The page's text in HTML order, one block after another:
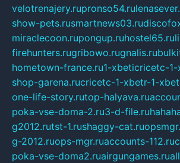
velotrenajery.rupronso54.ru
show-pets.rusmartnews03.ru
miraclecoon.rupongup.ruhostel65.ru
firehunters.rugribowo.rugnalis.ru
hometown-france.ru1-xbeticricetc-
shop-garena.rucricetc-1-xbetr-1-
one-life-story.rutop-halyava.ru
poka-vse-doma-2.ru3-d-file.ru
g2012.rutst-1.rushaggy-cat.ru
g-2012.ruops-mgr.ruaccounts-112.ru
poka-vse-doma2.ruairgungames.ru